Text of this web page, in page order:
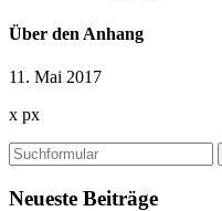
Über den Anhang
11. Mai 2017
x px
Suchen
nach:
Neueste Beiträge